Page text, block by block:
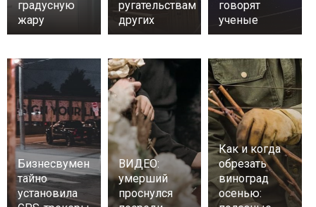
градусную
жару
ругательствам
других
говорят
ученые
Бизнесвумен
тайно
установила
ВИДЕО:
умерший
проснулся
Как и когда
обрезать
виноград
осенью: